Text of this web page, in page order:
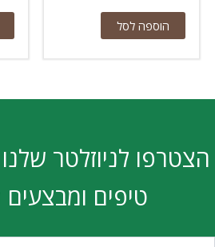
הוספה לסל
הצטרפו לניוזלטר
טיפים ומבצעים